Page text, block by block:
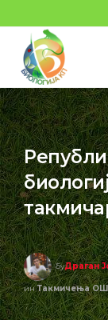
бyДраган
ин Такмичења ОШ